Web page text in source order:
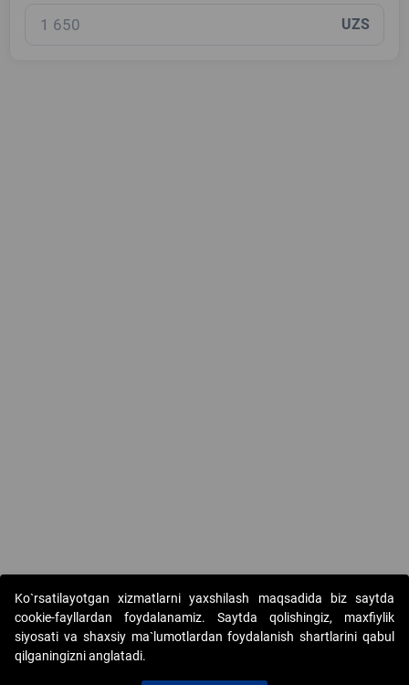
UZS
Copyright © 2017-2026. "Elektron onlayn-auksionlarni
Ko`rsatilayotgan xizmatlarni yaxshilash maqsadida biz saytda
cookie-fayllardan foydalanamiz. Saytda qolishingiz, maxfiylik
siyosati va shaxsiy ma`lumotlardan foydalanish shartlarini qabul
qilganingizni anglatadi.